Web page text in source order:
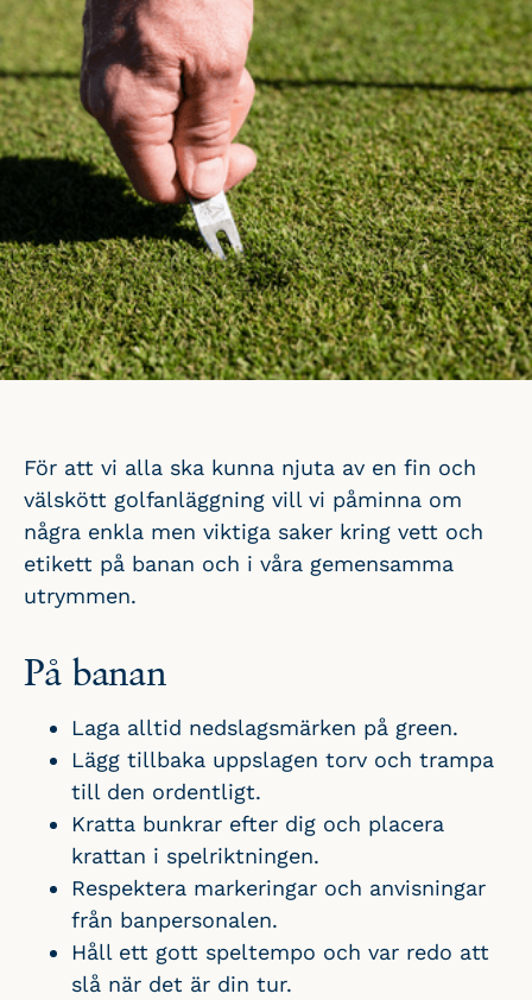
För att vi alla ska kunna njuta av en fin och
välskött golfanläggning vill vi påminna om
några enkla men viktiga saker kring vett och
etikett på banan och i våra gemensamma
utrymmen.
På banan
Laga alltid nedslagsmärken på green.
Lägg tillbaka uppslagen torv och trampa
till den ordentligt.
Kratta bunkrar efter dig och placera
krattan i spelriktningen.
Respektera markeringar och anvisningar
från banpersonalen.
Håll ett gott speltempo och var redo att
slå när det är din tur.